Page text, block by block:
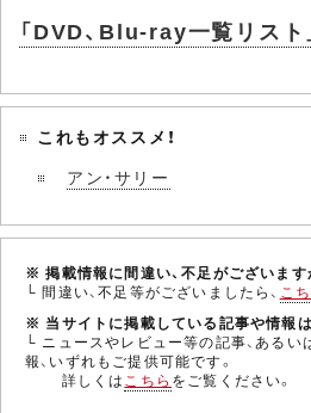
「DVD、Blu-ray一覧リスト
これもオススメ！
アン・サリー
※ 掲載情報に間違い、不足がございます
└ 間違い、不足等がございましたら、 こ
※ 当サイトに掲載している記事や情報は
└ ニュースやレビュー等の記事、あるい
報、いずれもご提供可能です。
詳しくはこちら をご覧ください。